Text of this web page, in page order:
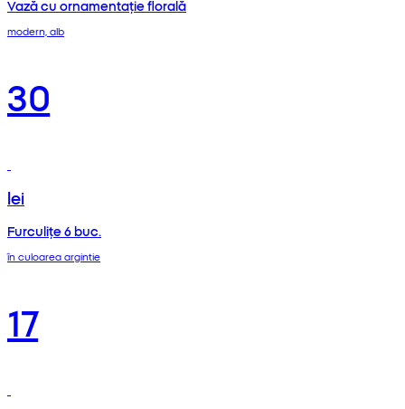
Vază cu ornamentație florală
modern, alb
30
lei
Furculițe 6 buc.
în culoarea argintie
17